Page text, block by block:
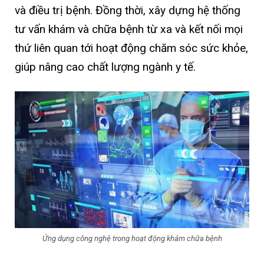
và điều trị bệnh. Đồng thời, xây dựng hệ thống
tư vấn khám và chữa bệnh từ xa và kết nối mọi
thứ liên quan tới hoạt động chăm sóc sức khỏe,
giúp nâng cao chất lượng ngành y tế.
Ứng dụng công nghệ trong hoạt động khám chữa bệnh